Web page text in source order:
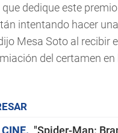
dedique este
intentando hacer
Mesa Soto al recibir
del certamen en
CINE
"Spider-Man: